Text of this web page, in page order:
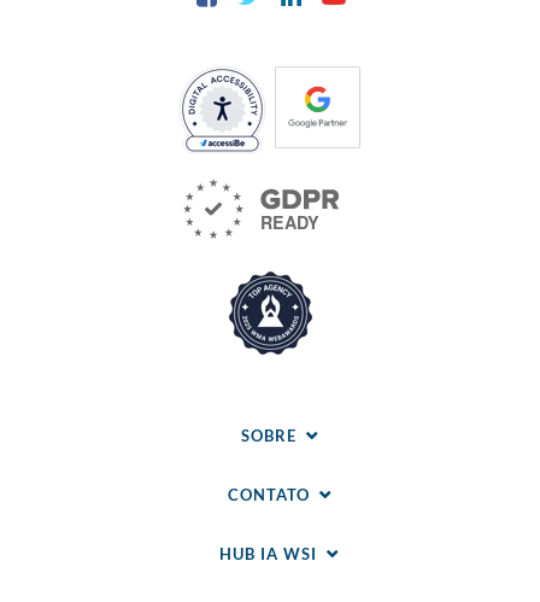
SOBRE
CONTATO
HUB IA WSI